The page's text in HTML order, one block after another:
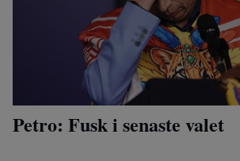
Petro: Fusk i senaste valet